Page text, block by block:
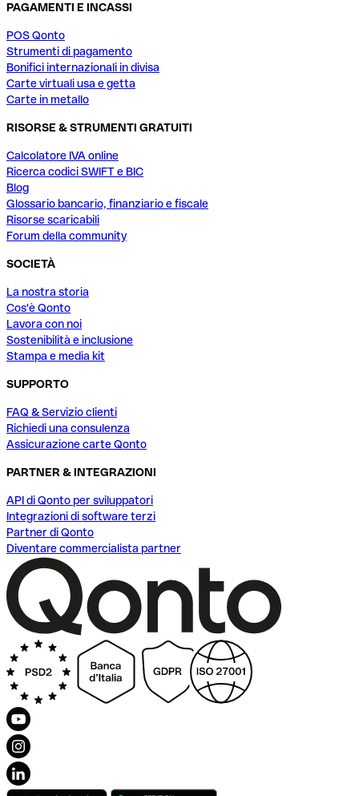
PAGAMENTI E INCASSI
POS Qonto
Strumenti di pagamento
Bonifici internazionali in divisa
Carte virtuali usa e getta
Carte in metallo
RISORSE & STRUMENTI GRATUITI
Calcolatore IVA online
Ricerca codici SWIFT e BIC
Blog
Glossario bancario, finanziario e fiscale
Risorse scaricabili
Forum della community
SOCIETÀ
La nostra storia
Cos'è Qonto
Lavora con noi
Sostenibilità e inclusione
Stampa e media kit
SUPPORTO
FAQ & Servizio clienti
Richiedi una consulenza
Assicurazione carte Qonto
PARTNER & INTEGRAZIONI
API di Qonto per sviluppatori
Integrazioni di software terzi
Partner di Qonto
Diventare commercialista partner